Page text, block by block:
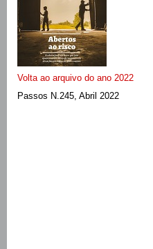
Volta ao arquivo do ano 2022
Passos N.245, Abril 2022